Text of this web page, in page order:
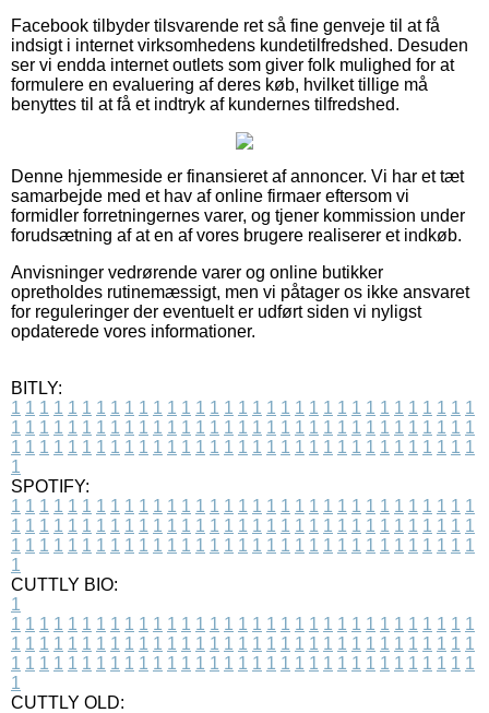
Facebook tilbyder tilsvarende ret så fine genveje til at få
indsigt i internet virksomhedens kundetilfredshed. Desuden
ser vi endda internet outlets som giver folk mulighed for at
formulere en evaluering af deres køb, hvilket tillige må
benyttes til at få et indtryk af kundernes tilfredshed.
Denne hjemmeside er finansieret af annoncer. Vi har et tæt
samarbejde med et hav af online firmaer eftersom vi
formidler forretningernes varer, og tjener kommission under
forudsætning af at en af vores brugere realiserer et indkøb.
Anvisninger vedrørende varer og online butikker
opretholdes rutinemæssigt, men vi påtager os ikke ansvaret
for reguleringer der eventuelt er udført siden vi nyligst
opdaterede vores informationer.
BITLY:
1 1 1 1 1 1 1 1 1 1 1 1 1 1 1 1 1 1 1 1 1 1 1 1 1 1 1 1 1 1 1 1 1
1 1 1 1 1 1 1 1 1 1 1 1 1 1 1 1 1 1 1 1 1 1 1 1 1 1 1 1 1 1 1 1 1
1 1 1 1 1 1 1 1 1 1 1 1 1 1 1 1 1 1 1 1 1 1 1 1 1 1 1 1 1 1 1 1 1
1
SPOTIFY:
1 1 1 1 1 1 1 1 1 1 1 1 1 1 1 1 1 1 1 1 1 1 1 1 1 1 1 1 1 1 1 1 1
1 1 1 1 1 1 1 1 1 1 1 1 1 1 1 1 1 1 1 1 1 1 1 1 1 1 1 1 1 1 1 1 1
1 1 1 1 1 1 1 1 1 1 1 1 1 1 1 1 1 1 1 1 1 1 1 1 1 1 1 1 1 1 1 1 1
1
CUTTLY BIO:
1
1 1 1 1 1 1 1 1 1 1 1 1 1 1 1 1 1 1 1 1 1 1 1 1 1 1 1 1 1 1 1 1 1
1 1 1 1 1 1 1 1 1 1 1 1 1 1 1 1 1 1 1 1 1 1 1 1 1 1 1 1 1 1 1 1 1
1 1 1 1 1 1 1 1 1 1 1 1 1 1 1 1 1 1 1 1 1 1 1 1 1 1 1 1 1 1 1 1 1
1
CUTTLY OLD: